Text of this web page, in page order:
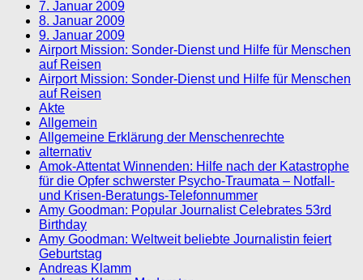
7. Januar 2009
8. Januar 2009
9. Januar 2009
Airport Mission: Sonder-Dienst und Hilfe für Menschen
auf Reisen
Airport Mission: Sonder-Dienst und Hilfe für Menschen
auf Reisen
Akte
Allgemein
Allgemeine Erklärung der Menschenrechte
alternativ
Amok-Attentat Winnenden: Hilfe nach der Katastrophe
für die Opfer schwerster Psycho-Traumata – Notfall-
und Krisen-Beratungs-Telefonnummer
Amy Goodman: Popular Journalist Celebrates 53rd
Birthday
Amy Goodman: Weltweit beliebte Journalistin feiert
Geburtstag
Andreas Klamm